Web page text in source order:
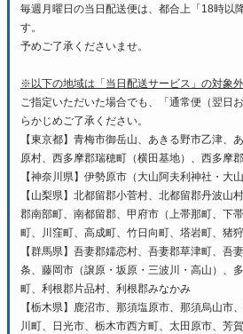
毎週月曜日の当日配送便は、都合上「18時以
す。
予めご了承くださいませ。
※以下の地域は「当日配送サービス」の対象外
ご指定いただいた場合でも、「通常便（翌日
らかじめご了承ください。
【東京都】青梅市御岳山、あきる野市乙津、
原村、西多摩郡瑞穂町（横田基地）、西多摩
【神奈川県】伊勢原市（大山阿夫利神社・大山
【山梨県】北都留郡小菅村、北都留郡丹波山
郡南部町、南都留郡、甲府市（上帯那町、下
町、川窪町、高成町、竹日向町、塔岩町、猪
【群馬県】吾妻郡嬬恋村、吾妻郡草津町、吾
条、藤岡市（譲原・坂原・三波川・高山）、
町、利根郡片品村、利根郡みなかみ
【栃木県】鹿沼市、那須塩原市、那須烏山市
川町、日光市、栃木市西方町、太田原市、芳